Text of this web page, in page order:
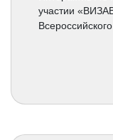
участии